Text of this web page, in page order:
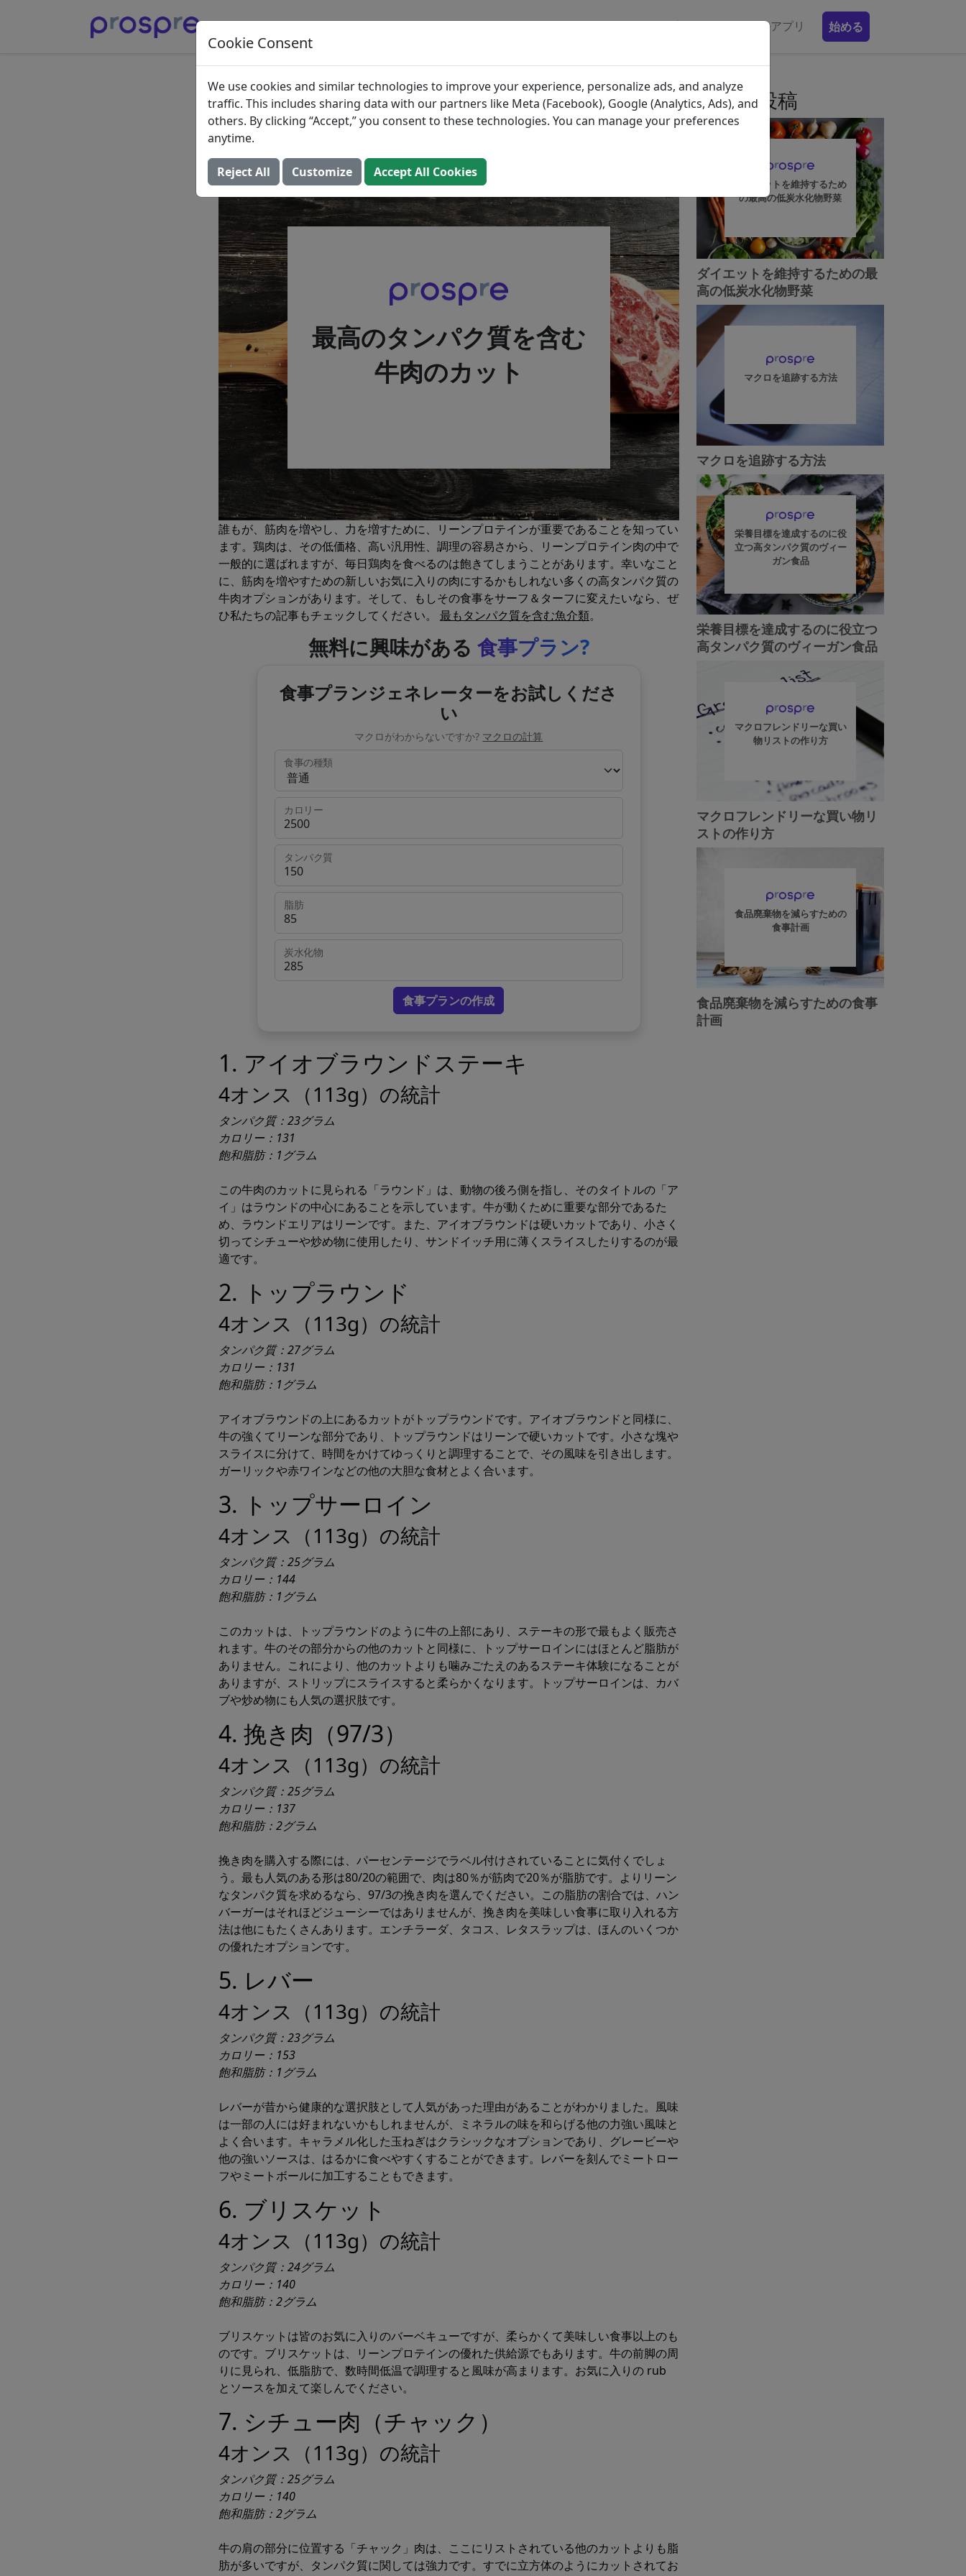
ブログ 材料 食事プラン モバイルアプリ 始める
最高のタンパク質を含む牛肉のカ
ット
2021年12月4日 （更新しました： 2025年8月2日）
最高のタンパク質を含む
牛肉のカット
誰もが、筋肉を増やし、力を増すために、リーンプロテインが重要であることを知ってい
ます。鶏肉は、その低価格、高い汎用性、調理の容易さから、リーンプロテイン肉の中で
一般的に選ばれますが、毎日鶏肉を食べるのは飽きてしまうことがあります。幸いなこと
に、筋肉を増やすための新しいお気に入りの肉にするかもしれない多くの高タンパク質の
牛肉オプションがあります。そして、もしその食事をサーフ＆ターフに変えたいなら、ぜ
ひ私たちの記事もチェックしてください。 最もタンパク質を含む魚介類。
無料に興味がある 食事プラン?
食事プランジェネレーターをお試しくださ
い
マクロがわからないですか? マクロの計算
食事の種類
カロリー
タンパク質
脂肪
炭水化物
食事プランの作成
1. アイオブラウンドステーキ
4オンス（113g）の統計
タンパク質：23グラム
カロリー：131
飽和脂肪：1グラム
この牛肉のカットに見られる「ラウンド」は、動物の後ろ側を指し、そのタイトルの「ア
イ」はラウンドの中心にあることを示しています。牛が動くために重要な部分であるた
め、ラウンドエリアはリーンです。また、アイオブラウンドは硬いカットであり、小さく
切ってシチューや炒め物に使用したり、サンドイッチ用に薄くスライスしたりするのが最
適です。
2. トップラウンド
4オンス（113g）の統計
タンパク質：27グラム
カロリー：131
飽和脂肪：1グラム
アイオブラウンドの上にあるカットがトップラウンドです。アイオブラウンドと同様に、
牛の強くてリーンな部分であり、トップラウンドはリーンで硬いカットです。小さな塊や
スライスに分けて、時間をかけてゆっくりと調理することで、その風味を引き出します。
ガーリックや赤ワインなどの他の大胆な食材とよく合います。
3. トップサーロイン
4オンス（113g）の統計
タンパク質：25グラム
カロリー：144
飽和脂肪：1グラム
このカットは、トップラウンドのように牛の上部にあり、ステーキの形で最もよく販売さ
れます。牛のその部分からの他のカットと同様に、トップサーロインにはほとんど脂肪が
ありません。これにより、他のカットよりも噛みごたえのあるステーキ体験になることが
ありますが、ストリップにスライスすると柔らかくなります。トップサーロインは、カバ
ブや炒め物にも人気の選択肢です。
4. 挽き肉（97/3）
4オンス（113g）の統計
タンパク質：25グラム
カロリー：137
飽和脂肪：2グラム
挽き肉を購入する際には、パーセンテージでラベル付けされていることに気付くでしょ
う。最も人気のある形は80/20の範囲で、肉は80％が筋肉で20％が脂肪です。よりリーン
なタンパク質を求めるなら、97/3の挽き肉を選んでください。この脂肪の割合では、ハン
バーガーはそれほどジューシーではありませんが、挽き肉を美味しい食事に取り入れる方
法は他にもたくさんあります。エンチラーダ、タコス、レタスラップは、ほんのいくつか
の優れたオプションです。
5. レバー
4オンス（113g）の統計
タンパク質：23グラム
カロリー：153
飽和脂肪：1グラム
レバーが昔から健康的な選択肢として人気があった理由があることがわかりました。風味
は一部の人には好まれないかもしれませんが、ミネラルの味を和らげる他の力強い風味と
よく合います。キャラメル化した玉ねぎはクラシックなオプションであり、グレービーや
他の強いソースは、はるかに食べやすくすることができます。レバーを刻んでミートロー
フやミートボールに加工することもできます。
6. ブリスケット
4オンス（113g）の統計
タンパク質：24グラム
カロリー：140
飽和脂肪：2グラム
ブリスケットは皆のお気に入りのバーベキューですが、柔らかくて美味しい食事以上のも
のです。ブリスケットは、リーンプロテインの優れた供給源でもあります。牛の前脚の周
りに見られ、低脂肪で、数時間低温で調理すると風味が高まります。お気に入りの rub
とソースを加えて楽しんでください。
7. シチュー肉（チャック）
4オンス（113g）の統計
タンパク質：25グラム
カロリー：140
飽和脂肪：2グラム
牛の肩の部分に位置する「チャック」肉は、ここにリストされている他のカットよりも脂
肪が多いですが、タンパク質に関しては強力です。すでに立方体のようにカットされてお
最近の投稿
ダイエットを維持するため
の最高の低炭水化物野菜
ダイエットを維持するための最
高の低炭水化物野菜
マクロを追跡する方法
マクロを追跡する方法
栄養目標を達成するのに役
立つ高タンパク質のヴィー
ガン食品
栄養目標を達成するのに役立つ
高タンパク質のヴィーガン食品
マクロフレンドリーな買い
物リストの作り方
マクロフレンドリーな買い物リ
ストの作り方
食品廃棄物を減らすための
食事計画
食品廃棄物を減らすための食事
計画
カスタム作成
食事プラン
マクロとカロリーの目標を達成する食事計画を即座に作成します。
Prospre: 食事プランナー
Cookie Consent
We use cookies and similar technologies to improve your experience, personalize ads, and analyze
traffic. This includes sharing data with our partners like Meta (Facebook), Google (Analytics, Ads), and
others. By clicking “Accept,” you consent to these technologies. You can manage your preferences
anytime.
Reject All Customize Accept All Cookies